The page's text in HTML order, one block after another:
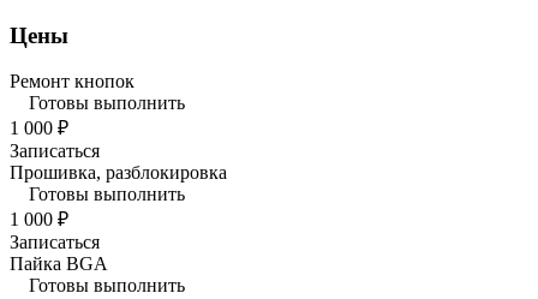
Цены
Ремонт кнопок
Готовы выполнить
1 000 ₽
Записаться
Прошивка, разблокировка
Готовы выполнить
1 000 ₽
Записаться
Пайка BGA
Готовы выполнить